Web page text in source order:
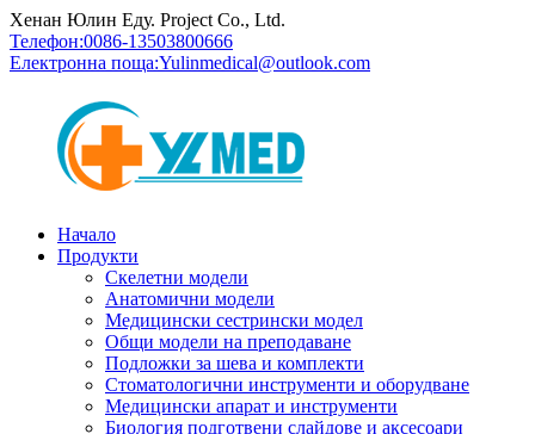
Хенан Юлин Еду. Project Co., Ltd.
Телефон:0086-13503800666
Електронна поща:Yulinmedical@outlook.com
Начало
Продукти
Скелетни модели
Анатомични модели
Медицински сестрински модел
Общи модели на преподаване
Подложки за шева и комплекти
Стоматологични инструменти и оборудване
Медицински апарат и инструменти
Биология подготвени слайдове и аксесоари